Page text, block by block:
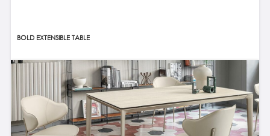
BOLD EXTENSIBLE TABLE